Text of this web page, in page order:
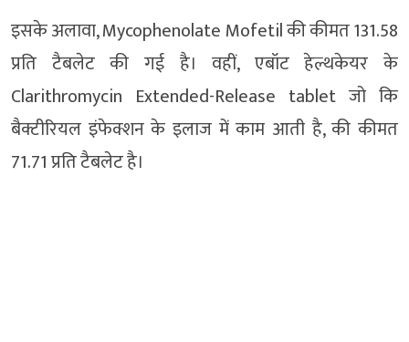
इसके अलावा, Mycophenolate Mofetil की कीमत 131.58
प्रति टैबलेट की गई है। वहीं, एबॉट हेल्थकेयर के
Clarithromycin Extended-Release tablet जो कि
बैक्टीरियल इंफेक्शन के इलाज में काम आती है, की कीमत
71.71 प्रति टैबलेट है।